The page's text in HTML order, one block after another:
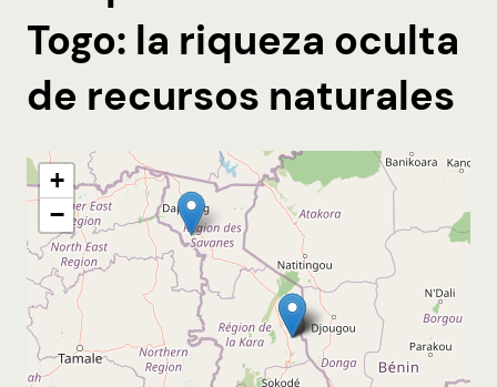
Togo: la riqueza oculta
de recursos naturales